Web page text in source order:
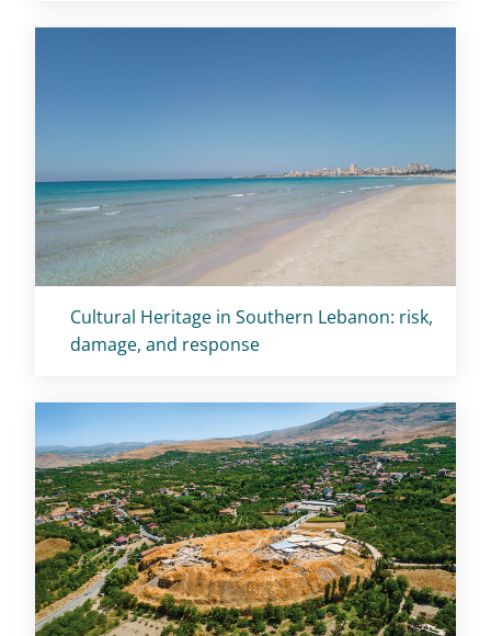
Titolo card:
Cultural Heritage in Southern Lebanon: risk,
damage, and response